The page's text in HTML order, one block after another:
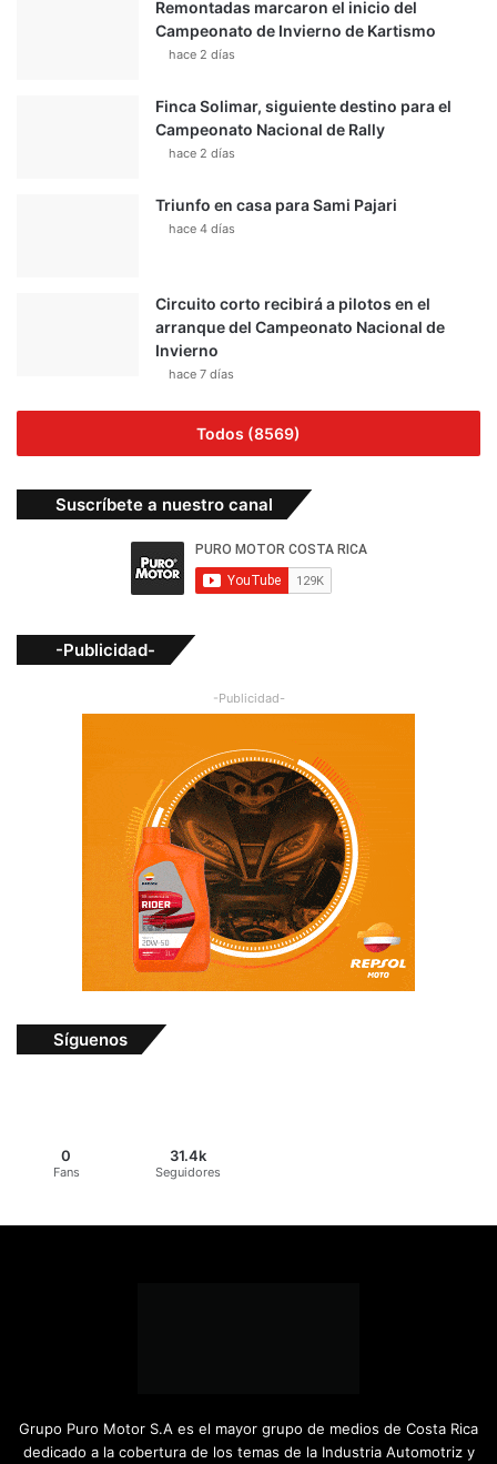
Remontadas marcaron el inicio del
Campeonato de Invierno de Kartismo
hace 2 días
Finca Solimar, siguiente destino para el
Campeonato Nacional de Rally
hace 2 días
Triunfo en casa para Sami Pajari
hace 4 días
Circuito corto recibirá a pilotos en el
arranque del Campeonato Nacional de
Invierno
hace 7 días
Todos (8569)
Suscríbete a nuestro canal
-Publicidad-
-Publicidad-
Síguenos
0
Fans
31.4k
Seguidores
Grupo Puro Motor S.A es el mayor grupo de medios de Costa Rica
dedicado a la cobertura de los temas de la Industria Automotriz y